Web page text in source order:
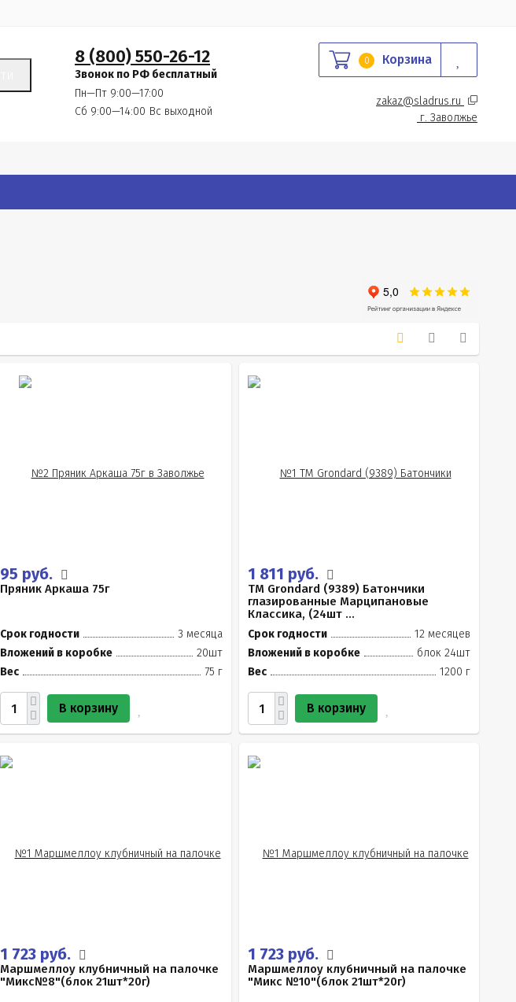
8 (800) 550-26-12
Звонок по РФ бесплатный
Пн—Пт 9:00—17:00
Сб 9:00—14:00 Вс выходной
0 Корзина
zakaz@sladrus.ru
г. Заволжье
95 руб.
Пряник Аркаша 75г
Срок годности
3 месяца
Вложений в коробке
20шт
Вес
75 г
В корзину
1 811 руб.
TM Grondard (9389) Батончики
глазированные Марципановые
Классика, (24шт ...
Срок годности
12 месяцев
Вложений в коробке
блок 24шт
Вес
1200 г
В корзину
1 723 руб.
Маршмеллоу клубничный на палочке
"Микс№8"(блок 21шт*20г)
1 723 руб.
Маршмеллоу клубничный на палочке
"Микс №10"(блок 21шт*20г)